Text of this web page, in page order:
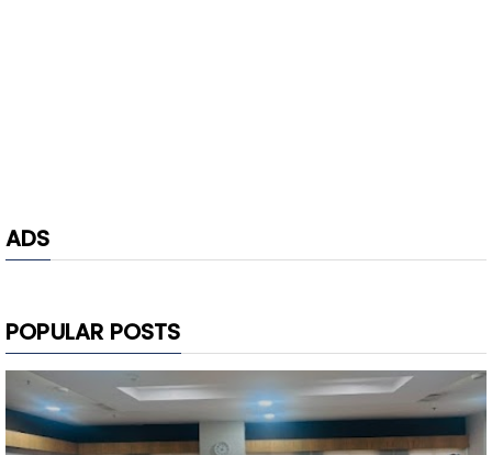
ADS
POPULAR POSTS